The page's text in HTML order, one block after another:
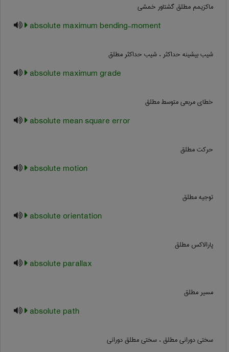
ماکزیمم مطلق گشتاور خمشی
absolute maximum bending-moment
شیب بیشینه حداکثر ، شیب حداکثر مطلق
absolute maximum grade
خطای مربعی متوسط مطلق
absolute mean square error
حرکت مطلق
absolute motion
توجیه مطلق
absolute orientation
پارالاکس مطلق
absolute parallax
مسیر مطلق
absolute path
سختی دورانی مطلق ، سختی مطلق دورانی